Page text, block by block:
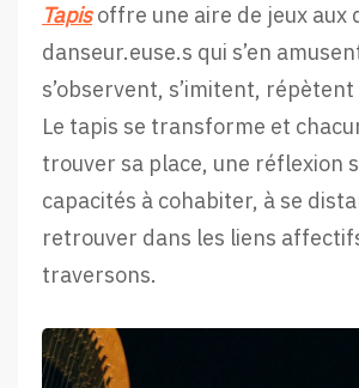
Tapis offre une aire de jeux aux
danseur.euse.s qui s’en
s’observent, s’imitent,
Le tapis se transforme et
trouver sa place, une réflexion
capacités à cohabiter, à se
retrouver dans les liens
traversons.